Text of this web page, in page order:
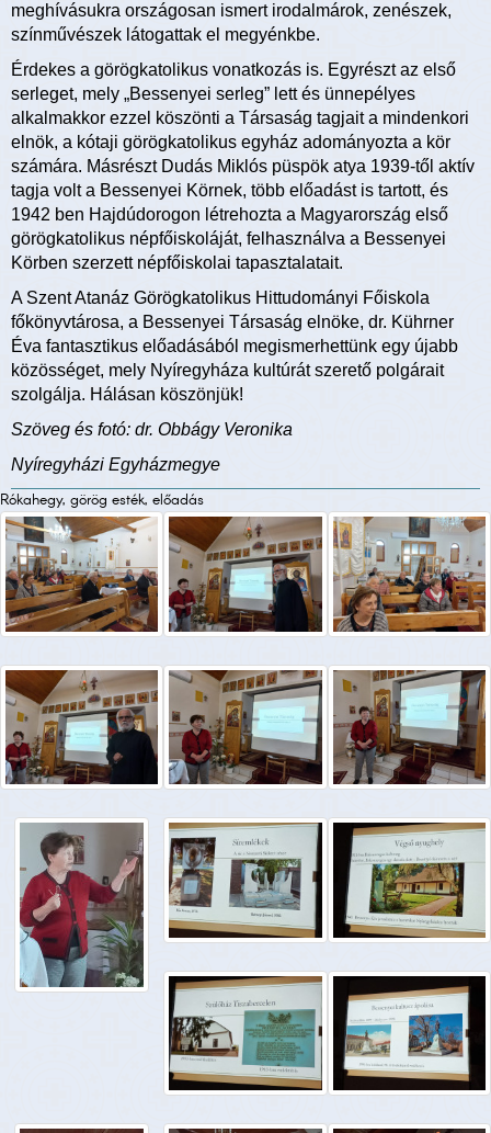
meghívásukra országosan ismert irodalmárok, zenészek,
színművészek látogattak el megyénkbe.
Érdekes a görögkatolikus vonatkozás is. Egyrészt az első
serleget, mely „Bessenyei serleg” lett és ünnepélyes
alkalmakkor ezzel köszönti a Társaság tagjait a mindenkori
elnök, a kótaji görögkatolikus egyház adományozta a kör
számára. Másrészt Dudás Miklós püspök atya 1939-től aktív
tagja volt a Bessenyei Körnek, több előadást is tartott, és
1942 ben Hajdúdorogon létrehozta a Magyarország első
görögkatolikus népfőiskoláját, felhasználva a Bessenyei
Körben szerzett népfőiskolai tapasztalatait.
A Szent Atanáz Görögkatolikus Hittudományi Főiskola
főkönyvtárosa, a Bessenyei Társaság elnöke, dr. Kührner
Éva fantasztikus előadásából megismerhettünk egy újabb
közösséget, mely Nyíregyháza kultúrát szerető polgárait
szolgálja. Hálásan köszönjük!
Szöveg és fotó: dr. Obbágy Veronika
Nyíregyházi Egyházmegye
Rókahegy, görög esték, előadás